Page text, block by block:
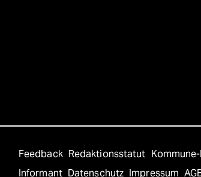
Feedback Redaktionsstatut
Informant Datenschutz Impressum